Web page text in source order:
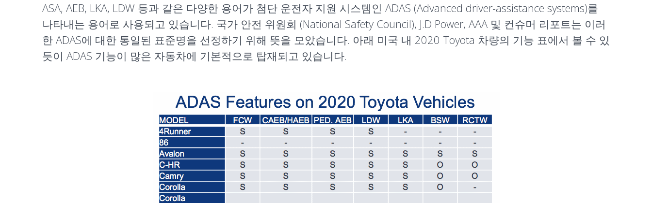
ASA, AEB, LKA, LDW 등과 같은 다양한 용어가 첨단 운전자 지원 시스템인 ADAS (Advanced driver-assistance systems)를
나타내는 용어로 사용되고 있습니다. 국가 안전 위원회 (National Safety Council), J.D Power, AAA 및 컨슈머 리포트는 이러
한 ADAS에 대한 통일된 표준명을 선정하기 위해 뜻을 모았습니다. 아래 미국 내 2020 Toyota 차량의 기능 표에서 볼 수 있
듯이 ADAS 기능이 많은 자동차에 기본적으로 탑재되고 있습니다.